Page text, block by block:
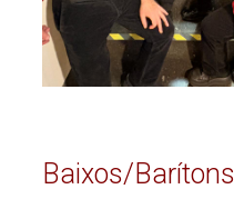
Baixos/Barítons